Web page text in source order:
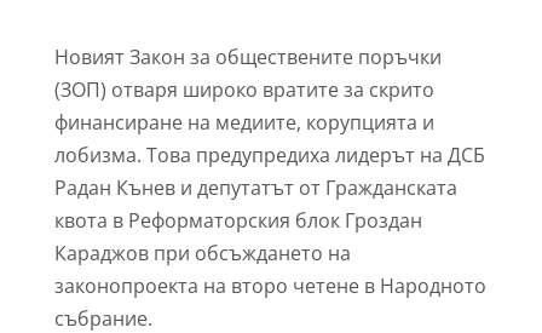
Новият Закон за обществените поръчки
(ЗОП) отваря широко вратите за скрито
финансиране на медиите, корупцията и
лобизма. Това предупредиха лидерът на ДСБ
Радан Кънев и депутатът от Гражданската
квота в Реформаторския блок Гроздан
Караджов при обсъждането на
законопроекта на второ четене в Народното
събрание.